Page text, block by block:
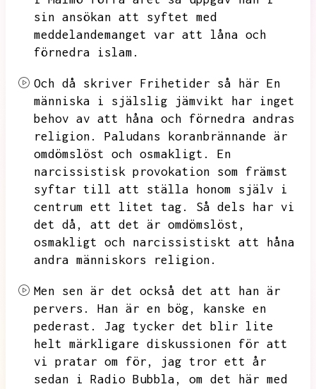
sin ansökan att syftet med
meddelandemanget var att låna och
förnedra islam.
Och då skriver Frihetider så här En
människa i själslig jämvikt har inget
behov av att håna och förnedra andras
religion.
Paludans koranbrännande är
omdömslöst och osmakligt.
En
narcissistisk provokation som främst
syftar till att ställa honom själv i
centrum ett litet tag.
Så dels har vi
det då,
att det är omdömslöst,
osmakligt och narcissistiskt att håna
andra människors religion.
Men sen är det också det att han är
pervers.
Han är en bög,
kanske en
pederast.
Jag tycker det blir lite
helt märkligare diskussionen för att
vi pratar om för,
jag tror ett år
sedan i Radio Bubbla,
om det här med